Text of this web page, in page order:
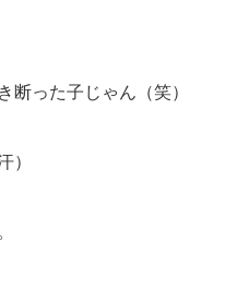
断った子じゃん（笑）
）